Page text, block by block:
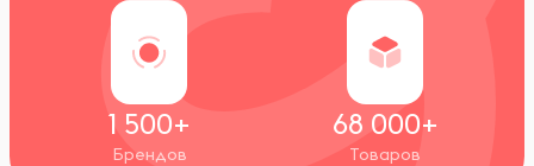
1 500+
Брендов
68 000+
Товаров